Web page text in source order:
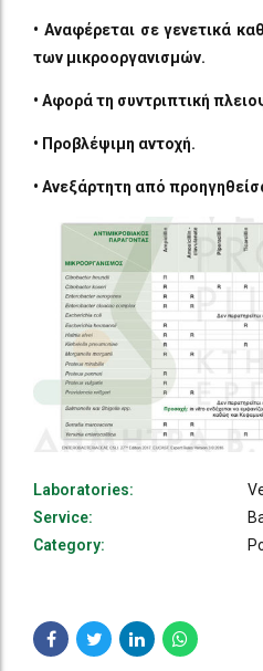
• Αναφέρεται σε γενετικά
των μικροοργανισμών.
• Αφορά τη συντριπτική
• Προβλέψιμη αντοχή.
• Ανεξάρτητη από
Laboratories:
Service:
Category: